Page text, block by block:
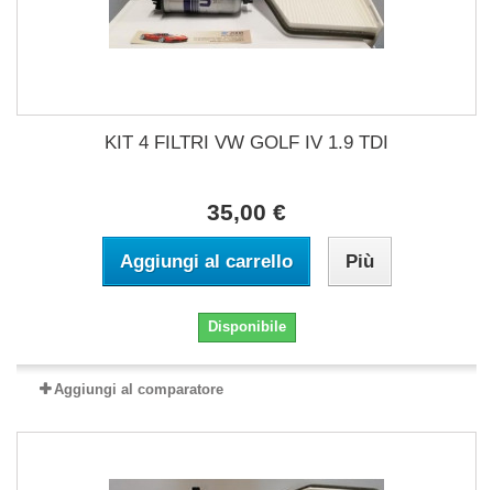
KIT 4 FILTRI VW GOLF IV 1.9 TDI
35,00 €
Aggiungi al carrello Più
Disponibile
Aggiungi al comparatore